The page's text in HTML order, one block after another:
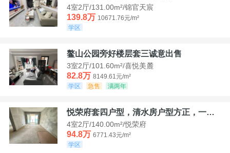
4室2厅/131.00m²/锦官天宸
139.8万 10671.76元/m²
学区
鳌山公园旁好楼层套三诚意出售
3室2厅/101.60m²/喜悦美麓
82.8万 8149.61元/m²
学区
急售 满两年
悦荣府套四户型，清水房户型方正，一口价94，8
4室2厅/140.00m²/悦荣府
94.8万 6771.43元/m²
学区